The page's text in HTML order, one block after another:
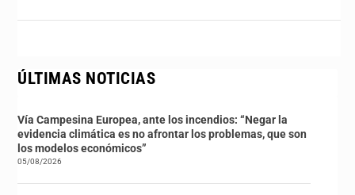
ÚLTIMAS NOTICIAS
Vía Campesina Europea, ante los incendios: “Negar la
evidencia climática es no afrontar los problemas, que son
los modelos económicos”
05/08/2026